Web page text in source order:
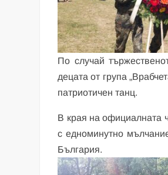
По случай
децата от група
патриотичен танц.
В края на официалната
с едноминутно
България.